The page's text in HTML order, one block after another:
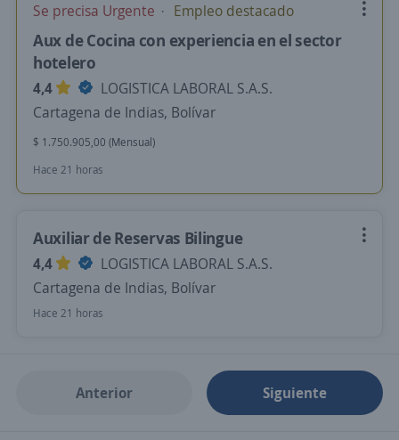
Se precisa Urgente Empleo destacado
Aux de Cocina con experiencia en el sector
hotelero
4,4
LOGISTICA LABORAL S.A.S.
Cartagena de Indias, Bolívar
$ 1.750.905,00 (Mensual)
Hace 21 horas
Auxiliar de Reservas Bilingue
4,4
LOGISTICA LABORAL S.A.S.
Cartagena de Indias, Bolívar
Hace 21 horas
Anterior Siguiente